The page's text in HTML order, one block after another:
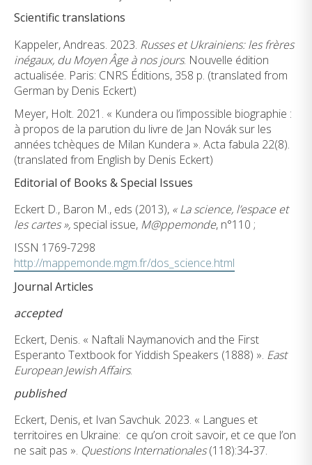
Scientific translations
Kappeler, Andreas. 2023. Russes et Ukrainiens: les frères
inégaux, du Moyen Âge à nos jours. Nouvelle édition
actualisée. Paris: CNRS Éditions, 358 p. (translated from
German by Denis Eckert)
Meyer, Holt. 2021. « Kundera ou l’impossible biographie :
à propos de la parution du livre de Jan Novák sur les
années tchèques de Milan Kundera ». Acta fabula 22(8).
(translated from English by Denis Eckert)
Editorial of Books & Special Issues
Eckert D., Baron M., eds (2013), « La science, l’espace et
les cartes », special issue, M@ppemonde, n°110 ;
ISSN 1769-7298
http://mappemonde.mgm.fr/dos_science.html
Journal Articles
accepted
Eckert, Denis. « Naftali Naymanovich and the First
Esperanto Textbook for Yiddish Speakers (1888) ». East
European Jewish Affairs.
published
Eckert, Denis, et Ivan Savchuk. 2023. « Langues et
territoires en Ukraine: ce qu’on croit savoir, et ce que l’on
ne sait pas ». Questions Internationales(118):34‑37.